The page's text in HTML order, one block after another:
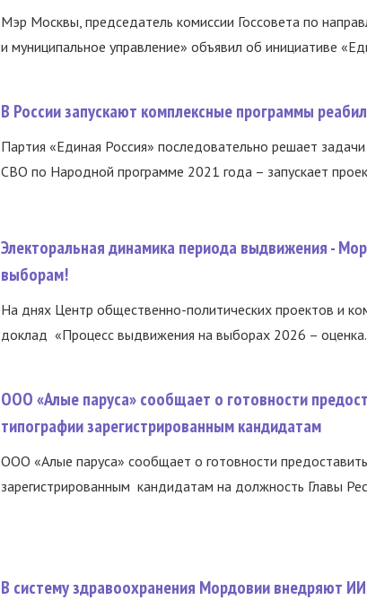
Мэр Москвы, председатель комиссии Госсовета по
и муниципальное управление» объявил об инициативе
В России запускают комплексные программы
Партия «Единая Россия» последовательно решает
СВО по Народной программе 2021 года – запускает
Электоральная динамика периода выдвижения -
выборам!
На днях Центр общественно-политических проектов и
доклад «Процесс выдвижения на выборах 2026 –
ООО «Алые паруса» сообщает о готовности
типографии зарегистрированным кандидатам
ООО «Алые паруса» сообщает о готовности предоставить
зарегистрированным кандидатам на должность Главы
В систему здравоохранения Мордовии внедряют